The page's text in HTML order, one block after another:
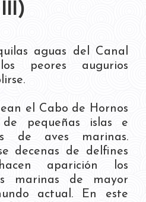
III)
aguas del Canal
peores augurios
el Cabo de Hornos
de pequeñas islas e
de aves marinas.
decenas de delfines
aparición los
marinas de mayor
actual. En este